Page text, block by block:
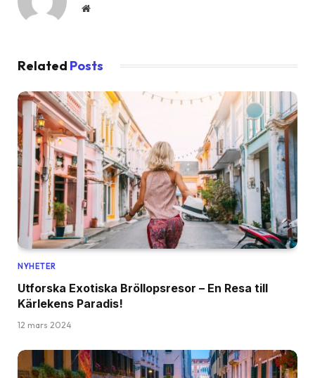
Website
Related Posts
NYHETER
Utforska Exotiska Bröllopsresor – En Resa till
Kärlekens Paradis!
12 mars 2024